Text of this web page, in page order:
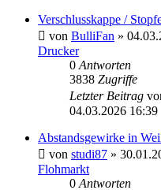
Verschlusskappe /
von BulliFan »
Drucker
0 Antworten
3838 Zugriffe
Letzter Beitrag
04.03.2026 16:39
Abstandsgewirke in
von studi87 »
Flohmarkt
0 Antworten